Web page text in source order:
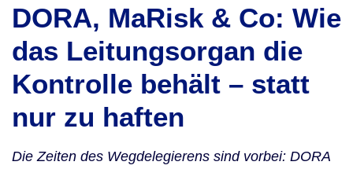
DORA, MaRisk & Co: Wie
das Leitungsorgan die
Kontrolle behält – statt
nur zu haften
Die Zeiten des Wegdelegierens sind vorbei: DORA